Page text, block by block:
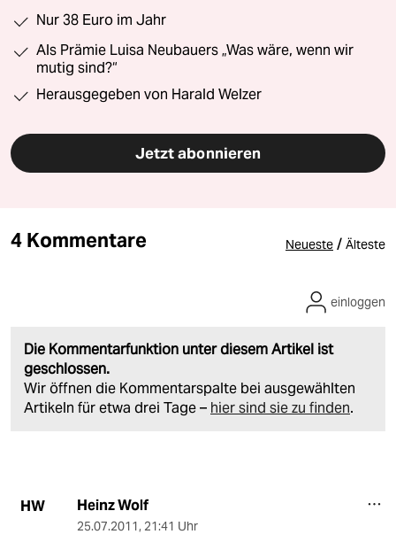
Nur 38 Euro im Jahr
Als Prämie Luisa Neubauers „Was wäre, wenn wir
mutig sind?“
Herausgegeben von Harald Welzer
Jetzt abonnieren
4 Kommentare Neueste / Älteste
Die Kommentarfunktion unter diesem Artikel ist
geschlossen.
Wir öffnen die Kommentarspalte bei ausgewählten
Artikeln für etwa drei Tage – hier sind sie zu finden.
einloggen
HW Heinz Wolf
25.07.2011, 21:41 Uhr